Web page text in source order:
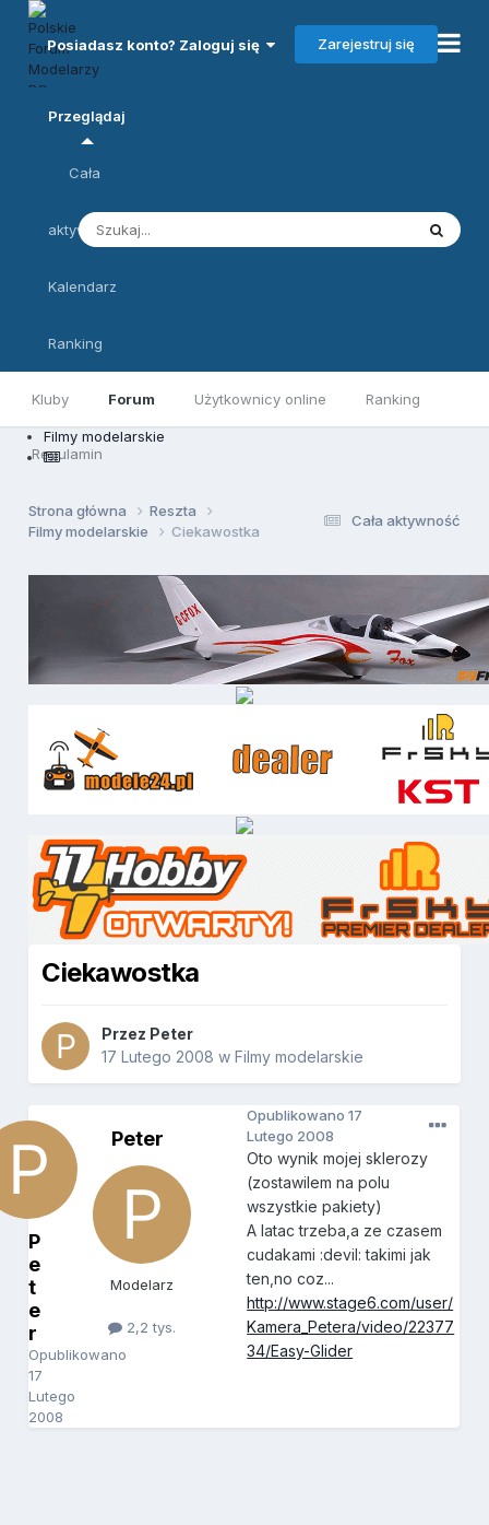
Posiadasz konto? Zaloguj się Zarejestruj się
Przeglądaj
Kluby Forum Użytkownicy online Ranking
Regulamin
Cała
aktywność
Kalendarz
Ranking
Filmy modelarskie
Cała aktywność
Strona główna
Reszta
Filmy modelarskie
Ciekawostka
Ciekawostka
Przez Peter
17 Lutego 2008 wFilmy modelarskie
P
e
t
e
r
Opublikowano
17
Lutego
2008
Peter
Modelarz
2,2 tys.
Opublikowano17
Lutego 2008
Oto wynik mojej sklerozy
(zostawilem na polu
wszystkie pakiety)
A latac trzeba,a ze czasem
cudakami :devil: takimi jak
ten,no coz...
http://www.stage6.com/user/
Kamera_Petera/video/22377
34/Easy-Glider